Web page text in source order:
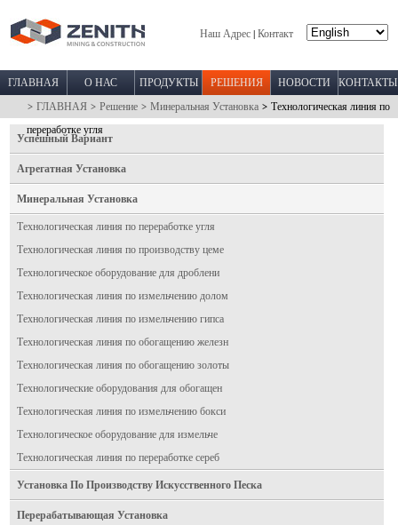
Наш Адрес | Контакт
ГЛАВНАЯ О НАС ПРОДУКТЫ РЕШЕНИЯ НОВОСТИ
КОНТАКТЫ
> ГЛАВНАЯ > Решение > Минеральная Установка > Технологическая линия по
переработке угля
Успешный Вариант
Агрегатная Установка
Минеральная Установка
Технологическая линия по переработке угля
Технологическая линия по производству цеме
Технологическое оборудование для дроблени
Технологическая линия по измельчению долом
Технологическая линия по измельчению гипса
Технологическая линия по обогащению железн
Технологическая линия по обогащению золоты
Технологические оборудования для обогащен
Технологическая линия по измельчению бокси
Технологическое оборудование для измельче
Технологическая линия по переработке сереб
Установка По Производству Искусственного Песка
Перерабатывающая Установка